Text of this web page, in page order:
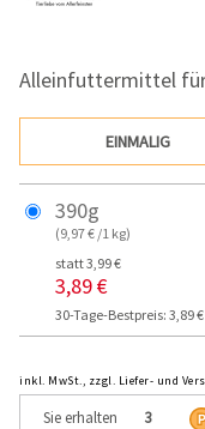
Alleinfuttermittel
EINMALIG
390g
(9,97 € /1 kg)
statt 3,99 €
3,89 €
30-Tage-Bestpreis: 3,89
inkl. MwSt., zzgl. Liefer- und
Sie erhalten 3